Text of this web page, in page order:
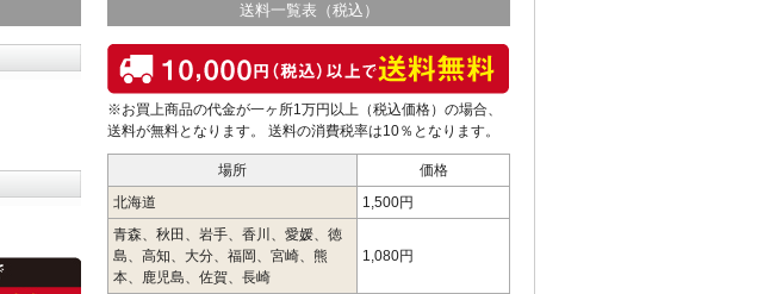
送料一覧表（税込）
※お買上商品の代金が一ヶ所1万円以上（税込価格）の場合、
送料が無料となります。 送料の消費税率は10％となります。
場所
価格
北海道
1,500円
青森、秋田、岩手、香川、愛媛、徳
島、高知、大分、福岡、宮崎、熊
本、鹿児島、佐賀、長崎
1,080円